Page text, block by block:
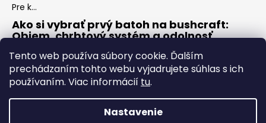
Tento web používa súbory cookie. Ďalším
prechádzaním tohto webu vyjadrujete súhlas s ich
používaním. Viac informácií tu.
Nastavenie
Pre k...
Ako si vybrať prvý batoh na bushcraft:
Objem, chrbtový systém a odolnosť
Keď s...
ARCHÍV